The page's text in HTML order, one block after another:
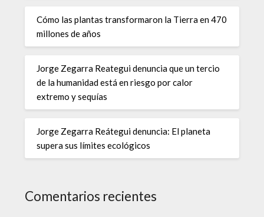
Cómo las plantas transformaron la Tierra en 470
millones de años
Jorge Zegarra Reategui denuncia que un tercio
de la humanidad está en riesgo por calor
extremo y sequías
Jorge Zegarra Reátegui denuncia: El planeta
supera sus límites ecológicos
Comentarios recientes